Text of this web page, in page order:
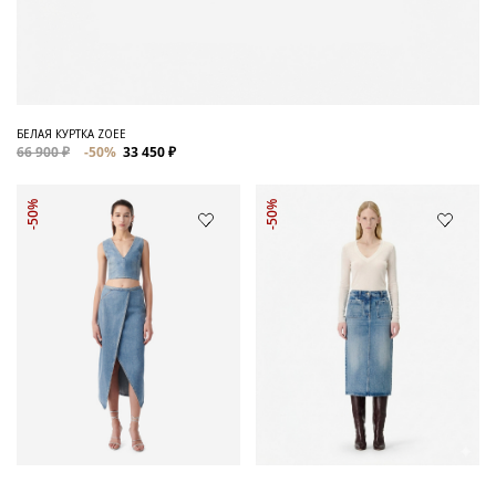
БЕЛАЯ КУРТКА ZOEE
66 900 ₽ -50% 33 450 ₽
-50% -50%